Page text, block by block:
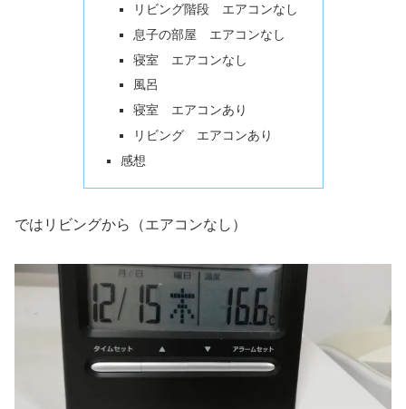
リビング階段 エアコンなし
息子の部屋 エアコンなし
寝室 エアコンなし
風呂
寝室 エアコンあり
リビング エアコンあり
感想
ではリビングから（エアコンなし）